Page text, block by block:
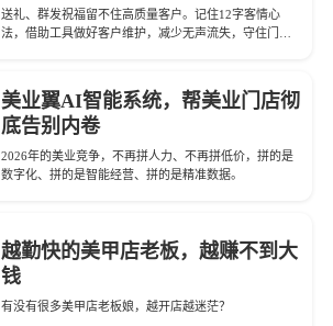
送礼、群发祝福留不住高质量客户。记住12字客情心
法，借助工具做好客户维护，减少无声流失，守住门店
美业翼AI智能系统，帮美业门店彻
底告别内卷
2026年的美业竞争，不再拼人力、不再拼低价，拼的是
数字化、拼的是智能经营、拼的是精准数据。
越勤快的美甲店老板，越赚不到大
钱
有没有很多美甲店老板娘，越开店越迷茫？